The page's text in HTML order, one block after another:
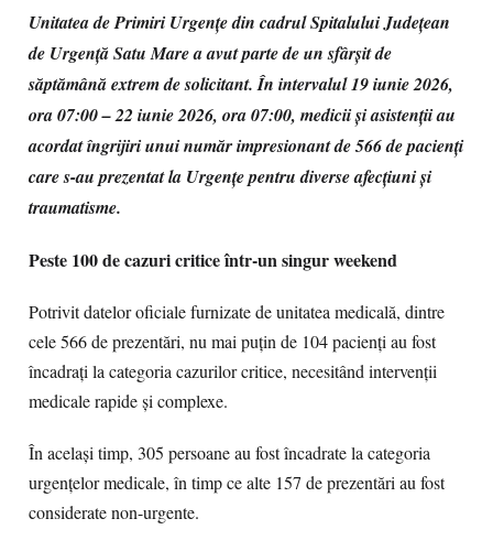
Unitatea de Primiri Urgențe din cadrul Spitalului Județean
de Urgență Satu Mare a avut parte de un sfârșit de
săptămână extrem de solicitant. În intervalul 19 iunie 2026,
ora 07:00 – 22 iunie 2026, ora 07:00, medicii și asistenții au
acordat îngrijiri unui număr impresionant de 566 de pacienți
care s-au prezentat la Urgențe pentru diverse afecțiuni și
traumatisme.
Peste 100 de cazuri critice într-un singur weekend
Potrivit datelor oficiale furnizate de unitatea medicală, dintre
cele 566 de prezentări, nu mai puțin de 104 pacienți au fost
încadrați la categoria cazurilor critice, necesitând intervenții
medicale rapide și complexe.
În același timp, 305 persoane au fost încadrate la categoria
urgențelor medicale, în timp ce alte 157 de prezentări au fost
considerate non-urgente.